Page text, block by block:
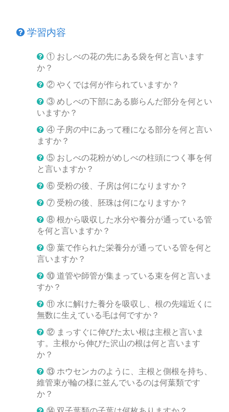
学習内容
① おしべの花の先にある袋を何と言います
か？
② やくでは何が作られていますか？
③ めしべの下部にある膨らんだ部分を何とい
いますか？
④ 子房の中にあって種になる部分を何と言い
ますか？
⑤ おしべの花粉がめしべの柱頭につく事を何
と言いますか？
⑥ 受粉の後、子房は何になりますか？
⑦ 受粉の後、胚珠は何になりますか？
⑧ 根から吸収した水分や養分が通っている管
を何と言いますか？
⑨ 葉で作られた栄養分が通っている管を何と
言いますか？
⑩ 道管や師管が集まっている束を何と言いま
すか？
⑪ 水に解けた養分を吸収し、根の先端近くに
無数に生えている毛は何ですか？
⑫ まっすぐに伸びた太い根は主根と言いま
す。主根から伸びた沢山の根は何と言います
か？
⑬ ホウセンカのように、主根と側根を持ち、
維管束が輪の様に並んでいるのは何葉類です
か？